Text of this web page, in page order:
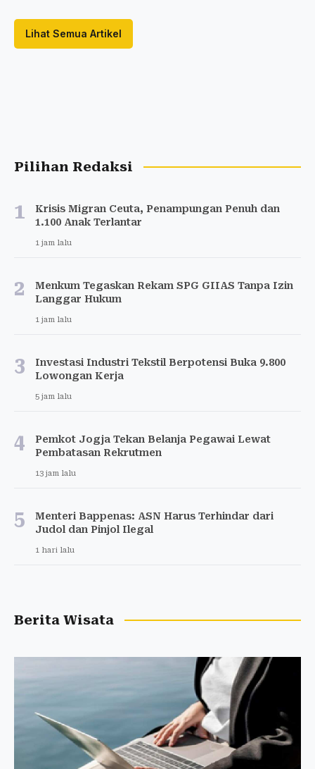
Lihat Semua Artikel
Pilihan Redaksi
1
Krisis Migran Ceuta, Penampungan Penuh dan
1.100 Anak Terlantar
1 jam lalu
2
Menkum Tegaskan Rekam SPG GIIAS Tanpa Izin
Langgar Hukum
1 jam lalu
3
Investasi Industri Tekstil Berpotensi Buka 9.800
Lowongan Kerja
5 jam lalu
4
Pemkot Jogja Tekan Belanja Pegawai Lewat
Pembatasan Rekrutmen
13 jam lalu
5
Menteri Bappenas: ASN Harus Terhindar dari
Judol dan Pinjol Ilegal
1 hari lalu
Berita Wisata